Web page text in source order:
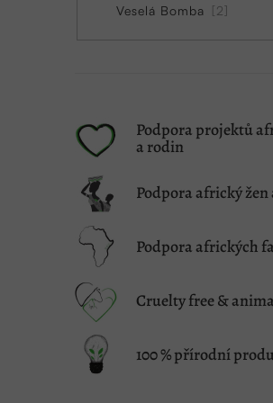
Veselá Bomba 2
Podpora projektů
a rodin
Podpora africký
Podpora afrických
Cruelty free &
100 % přírodní